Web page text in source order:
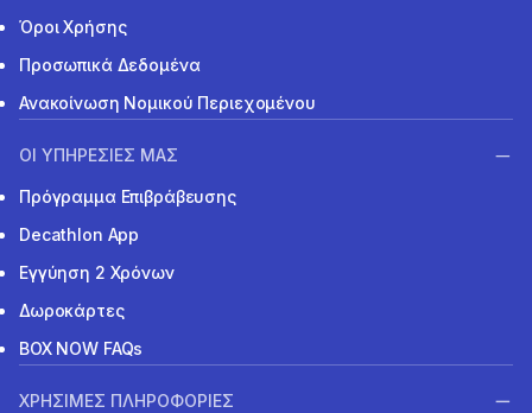
Όροι Χρήσης
Προσωπικά Δεδομένα
Ανακοίνωση Νομικού Περιεχομένου
ΟΙ ΥΠΗΡΕΣΙΕΣ ΜΑΣ
Πρόγραμμα Επιβράβευσης
Decathlon App
Εγγύηση 2 Χρόνων
Δωροκάρτες
BOX NOW FAQs
ΧΡΗΣΙΜΕΣ ΠΛΗΡΟΦΟΡΙΕΣ